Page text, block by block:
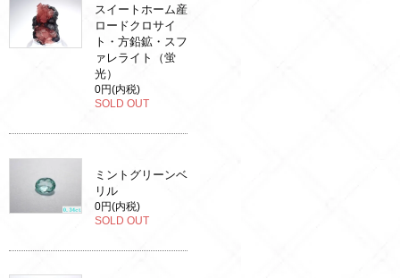
スイートホーム産
ロードクロサイ
ト・方鉛鉱・スフ
ァレライト（蛍
光）
0円(内税)
SOLD OUT
ミントグリーンベ
リル
0円(内税)
SOLD OUT